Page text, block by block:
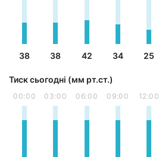
38 38 42 34 25
Тиск сьогодні (мм рт.ст.)
00:00 03:00 06:00 09:00 12:00